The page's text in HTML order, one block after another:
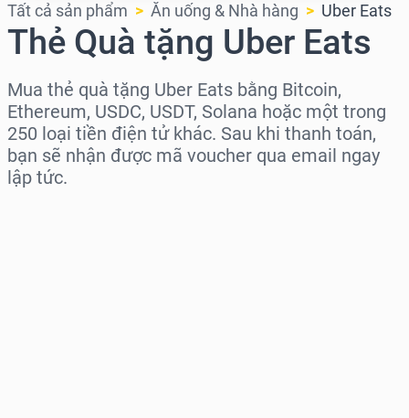
Tất cả sản phẩm Ăn uống & Nhà hàng Uber Eats
Thẻ Quà tặng Uber Eats
Mua thẻ quà tặng Uber Eats bằng Bitcoin,
Ethereum, USDC, USDT, Solana hoặc một trong
250 loại tiền điện tử khác. Sau khi thanh toán,
bạn sẽ nhận được mã voucher qua email ngay
lập tức.